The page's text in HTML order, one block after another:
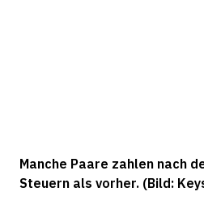
Manche Paare zahlen nach
Steuern als vorher. (Bild: